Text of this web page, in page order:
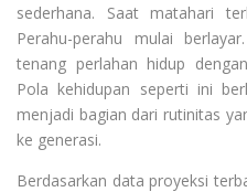
sederhana. Saat matahari
Perahu-perahu mulai
tenang perlahan hidup
Pola kehidupan seperti ini
menjadi bagian dari rutinitas
ke generasi.
Berdasarkan data proyeksi